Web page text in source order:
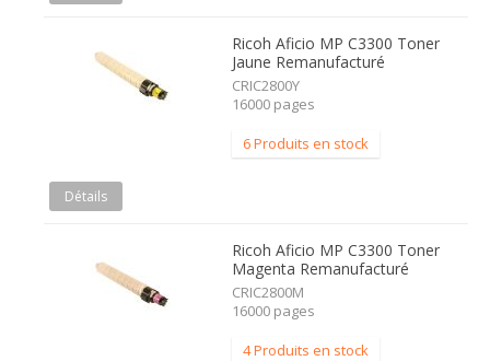
Ricoh Aficio MP C3300 Toner
Jaune Remanufacturé
CRIC2800Y
16000 pages
6 Produits en stock
Détails
Ricoh Aficio MP C3300 Toner
Magenta Remanufacturé
CRIC2800M
16000 pages
4 Produits en stock